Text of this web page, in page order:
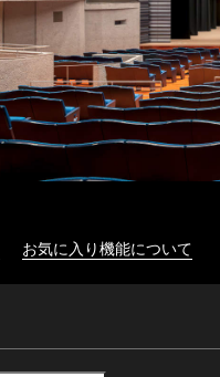
お気に入り機能について